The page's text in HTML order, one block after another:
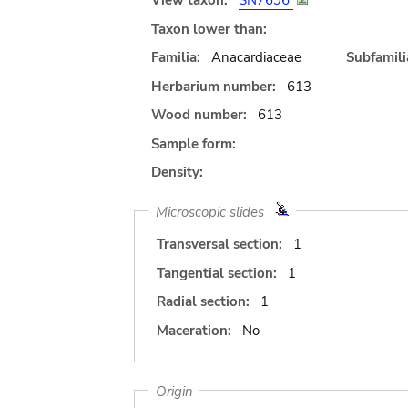
Taxon lower than:
Familia:
Anacardiaceae
Herbarium number:
613
Wood number:
613
Sample form:
Density:
Microscopic slides
Transversal section:
1
Tangential section:
1
Radial section:
1
Maceration:
No
Origin